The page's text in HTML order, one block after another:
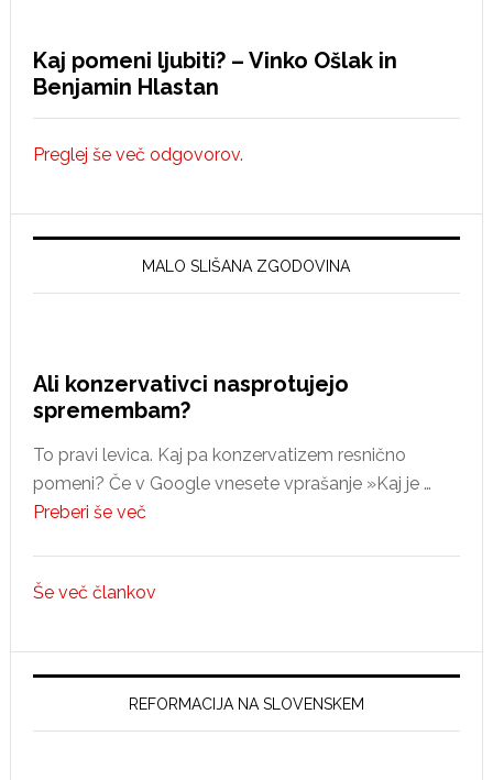
Kaj pomeni ljubiti? – Vinko Ošlak in
Benjamin Hlastan
Preglej še več odgovorov.
MALO SLIŠANA ZGODOVINA
Ali konzervativci nasprotujejo
spremembam?
To pravi levica. Kaj pa konzervatizem resnično
pomeni? Če v Google vnesete vprašanje »Kaj je …
Preberi še večabout
nasprotujejo
Še več člankov
REFORMACIJA NA SLOVENSKEM